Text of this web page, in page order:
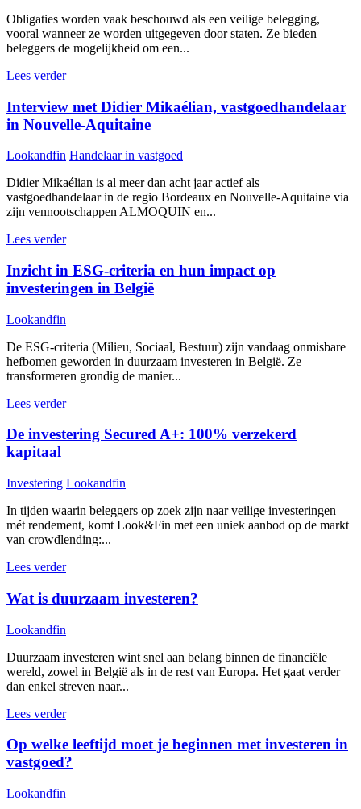
Obligaties worden vaak beschouwd als een veilige belegging,
vooral wanneer ze worden uitgegeven door staten. Ze bieden
beleggers de mogelijkheid om een...
Lees verder
Interview met Didier Mikaélian, vastgoedhandelaar
in Nouvelle-Aquitaine
Lookandfin Handelaar in vastgoed
Didier Mikaélian is al meer dan acht jaar actief als
vastgoedhandelaar in de regio Bordeaux en Nouvelle-Aquitaine via
zijn vennootschappen ALMOQUIN en...
Lees verder
Inzicht in ESG-criteria en hun impact op
investeringen in België
Lookandfin
De ESG-criteria (Milieu, Sociaal, Bestuur) zijn vandaag onmisbare
hefbomen geworden in duurzaam investeren in België. Ze
transformeren grondig de manier...
Lees verder
De investering Secured A+: 100% verzekerd
kapitaal
Investering Lookandfin
In tijden waarin beleggers op zoek zijn naar veilige investeringen
mét rendement, komt Look&Fin met een uniek aanbod op de markt
van crowdlending:...
Lees verder
Wat is duurzaam investeren?
Lookandfin
Duurzaam investeren wint snel aan belang binnen de financiële
wereld, zowel in België als in de rest van Europa. Het gaat verder
dan enkel streven naar...
Lees verder
Op welke leeftijd moet je beginnen met investeren in
vastgoed?
Lookandfin